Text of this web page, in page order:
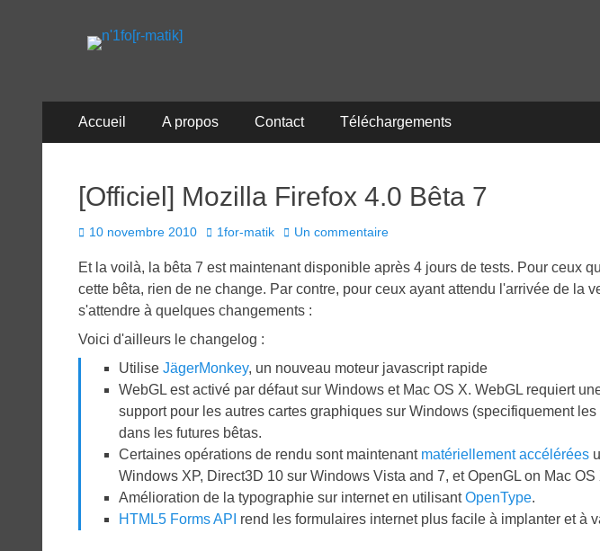
n'1fo[r-matik]
Pour les nymphos d'infos en info…
Menu
principal
Accueil A propos Contact Téléchargements
[Officiel] Mozilla Firefox 4.0 Bêta 7
Posted
10 novembre 2010 Author
1for-matik Un commentaire
Et la voilà, la bêta 7 est maintenant disponible après 4 jours de tests. Pour ceux
cette bêta, rien de ne change. Par contre, pour ceux ayant attendu l'arrivée de la
s'attendre à quelques changements :
Voici d'ailleurs le changelog :
UtiliseJägerMonkey, un nouveau moteur javascript rapide
WebGL est activé par défaut sur Windows et Mac OS X. WebGL requiert
support pour les autres cartes graphiques sur Windows (specifiquement
dans les futures bêtas.
Certaines opérations de rendu sont maintenant matériellement accélérées
Windows XP, Direct3D 10 sur Windows Vista and 7, et OpenGL on Mac OS
Amélioration de la typographie sur internet en utilisantOpenType.
HTML5 Forms API rend les formulaires internet plus facile à implanter et à